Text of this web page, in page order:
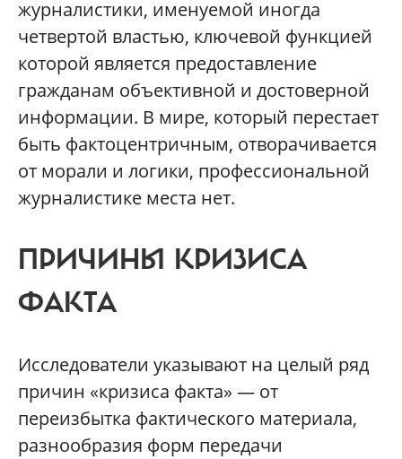
журналистики, именуемой иногда
четвертой властью, ключевой функцией
которой является предоставление
гражданам объективной и достоверной
информации. В мире, который перестает
быть фактоцентричным, отворачивается
от морали и логики, профессиональной
журналистике места нет.
ПРИЧИНЫ КРИЗИСА
ФАКТА
Исследователи указывают на целый ряд
причин «кризиса факта» — от
переизбытка фактического материала,
разнообразия форм передачи